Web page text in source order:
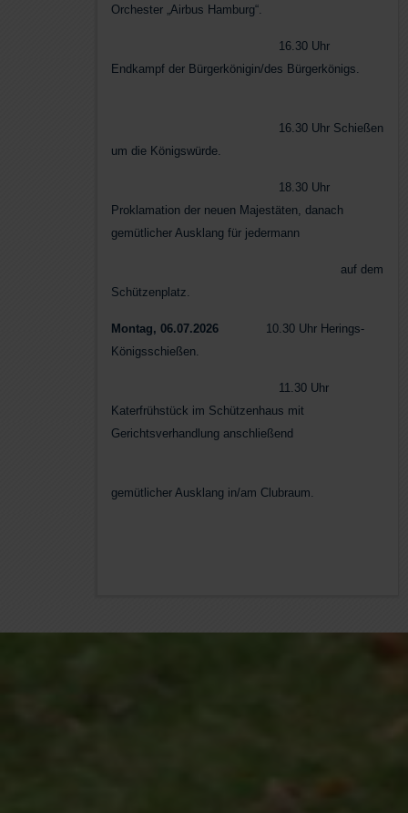
Orchester „Airbus Hamburg“.
16.30 Uhr
Endkampf der Bürgerkönigin/des Bürgerkönigs.
16.30 Uhr Schießen
um die Königswürde.
18.30 Uhr
Proklamation der neuen Majestäten, danach
gemütlicher Ausklang für jedermann
auf dem
Schützenplatz.
Montag, 06.07.2026 10.30 Uhr Herings-
Königsschießen.
11.30 Uhr
Katerfrühstück im Schützenhaus mit
Gerichtsverhandlung anschließend
gemütlicher Ausklang in/am Clubraum.